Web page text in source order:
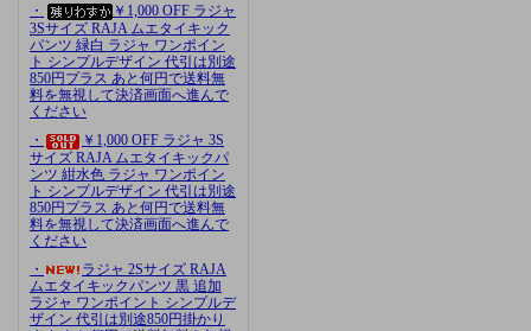
・
￥1,000 OFF ラジャ
3Sサイズ RAJA ムエタイキック
パンツ 緑白 ラジャ ワンポイン
ト シンプルデザイン 代引は別途
850円プラス あと何円で送料無
料を無視して決済画面へ進んで
ください
・
￥1,000 OFF ラジャ 3S
サイズ RAJA ムエタイキックパ
ンツ 紺水色 ラジャ ワンポイン
ト シンプルデザイン 代引は別途
850円プラス あと何円で送料無
料を無視して決済画面へ進んで
ください
・
ラジャ 2Sサイズ RAJA
ムエタイキックパンツ 黒 追加
ラジャ ワンポイント シンプルデ
ザイン 代引は別途850円掛かり